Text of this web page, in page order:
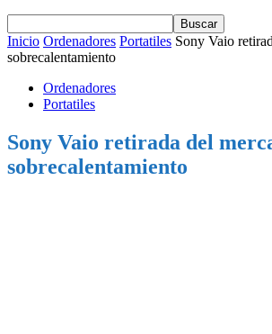
Inicio Ordenadores Portatiles Sony Vaio
sobrecalentamiento
Ordenadores
Portatiles
Sony Vaio retirada del
sobrecalentamiento